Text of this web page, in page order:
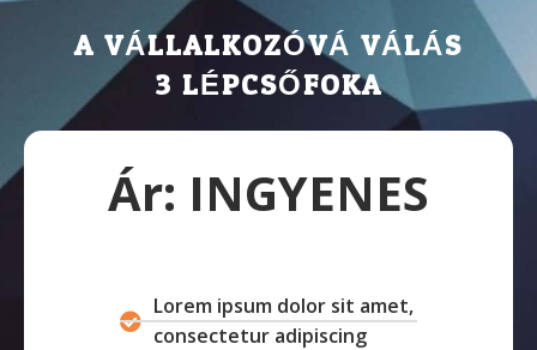
A VÁLLALKOZÓVÁ VÁLÁS
3 LÉPCSŐFOKA
Ár: INGYENES
Lorem ipsum dolor sit amet,
consectetur adipiscing